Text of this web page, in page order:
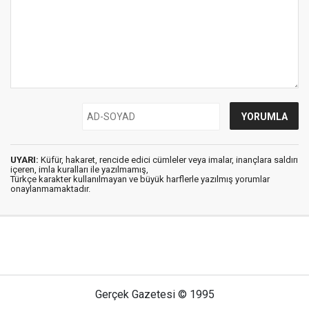
UYARI: Küfür, hakaret, rencide edici cümleler veya imalar, inançlara saldırı
içeren, imla kuralları ile yazılmamış,
Türkçe karakter kullanılmayan ve büyük harflerle yazılmış yorumlar
onaylanmamaktadır.
Gerçek Gazetesi © 1995